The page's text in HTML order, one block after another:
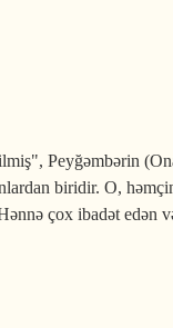
Peyğəmbərin
biridir. O,
çox ibadət edən